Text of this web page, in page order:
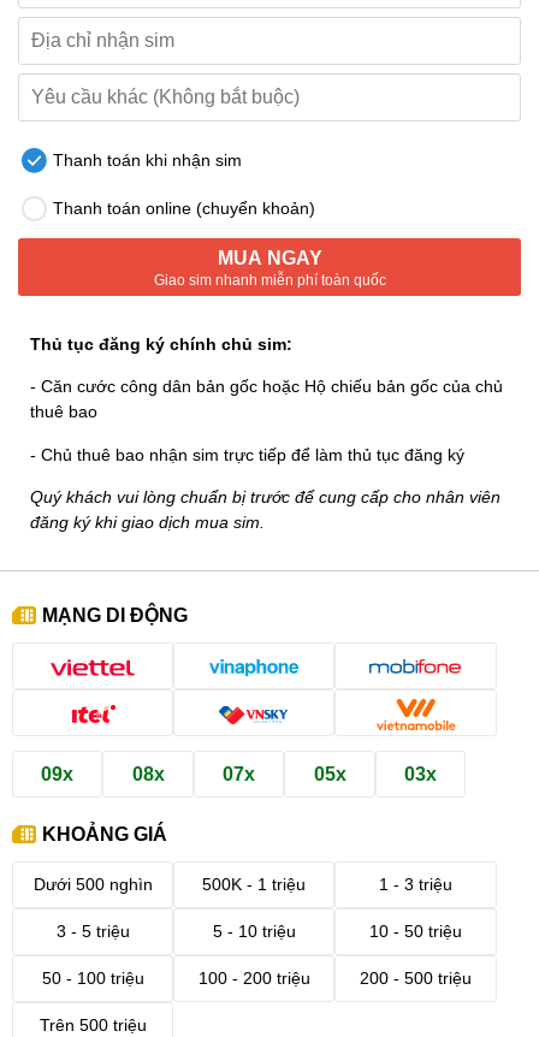
Thanh toán khi nhận sim
Thanh toán online (chuyển khoản)
MUA NGAY
Giao sim nhanh miễn phí toàn quốc
Thủ tục đăng ký chính chủ sim:
- Căn cước công dân bản gốc hoặc Hộ chiếu bản gốc của chủ
thuê bao
- Chủ thuê bao nhận sim trực tiếp để làm thủ tục đăng ký
Quý khách vui lòng chuẩn bị trước để cung cấp cho nhân viên
đăng ký khi giao dịch mua sim.
MẠNG DI ĐỘNG
09x 08x 07x 05x 03x
KHOẢNG GIÁ
Dưới 500 nghìn 500K - 1 triệu 1 - 3 triệu
3 - 5 triệu 5 - 10 triệu 10 - 50 triệu
50 - 100 triệu 100 - 200 triệu 200 - 500 triệu
Trên 500 triệu